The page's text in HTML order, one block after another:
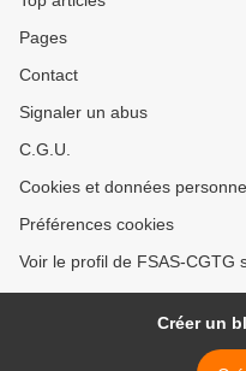
Pages
Contact
Signaler un abus
C.G.U.
Cookies et données
Préférences cookies
Voir le profil de FSAS-CGTG
Créer un